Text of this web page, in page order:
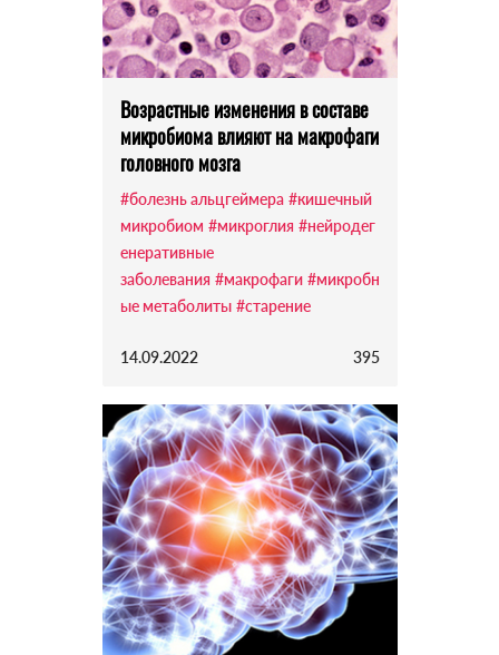
Возрастные изменения в составе
микробиома влияют на макрофаги
головного мозга
#болезнь альцгеймера #кишечный
микробиом #микроглия #нейродег
енеративные
заболевания #макрофаги #микробн
ые метаболиты #старение
14.09.2022 395